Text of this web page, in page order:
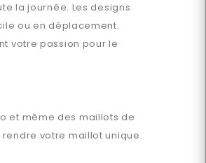
la journée. Les designs
ou en déplacement.
votre passion pour le
et même des maillots de
votre maillot unique.